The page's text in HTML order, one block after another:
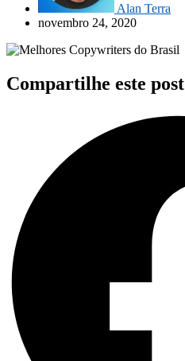
Alan Terra
novembro 24, 2020
Compartilhe este post